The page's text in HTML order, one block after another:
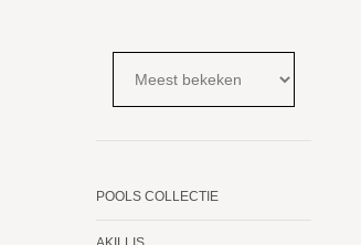
POOLS COLLECTIE